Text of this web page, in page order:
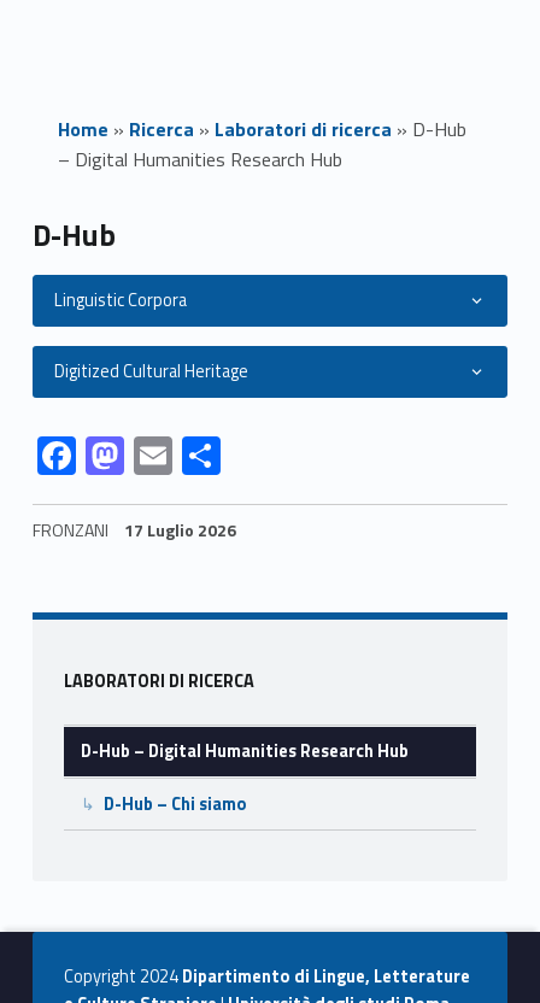
Home » Ricerca » Laboratori di ricerca » D-Hub
– Digital Humanities Research Hub
D
-
H
u
b
–
D
g
u
m
D-Hub
Linguistic Corpora
Digitized Cultural Heritage
Link identifier #identifier__16246-3 F
ac
e
o
k
Link identifier #identifier__174302-4 M
as
to
o
Link identifier #identifier__90134-5 E
m
ai
Link identifier #identifier__10395-6 C
o
n
vi
FRONZANI 17 Luglio 2026
Sidebar
LABORATORI DI RICERCA
D-Hub – Digital Humanities Research Hub
D-Hub – Chi siamo
Copyright 2024Dipartimento di Lingue, Letterature